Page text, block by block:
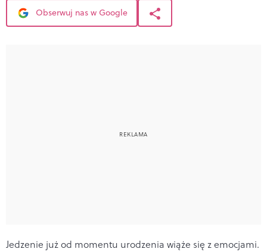
Obserwuj nas w Google
Jedzenie już od momentu urodzenia wiąże się z emocjami.